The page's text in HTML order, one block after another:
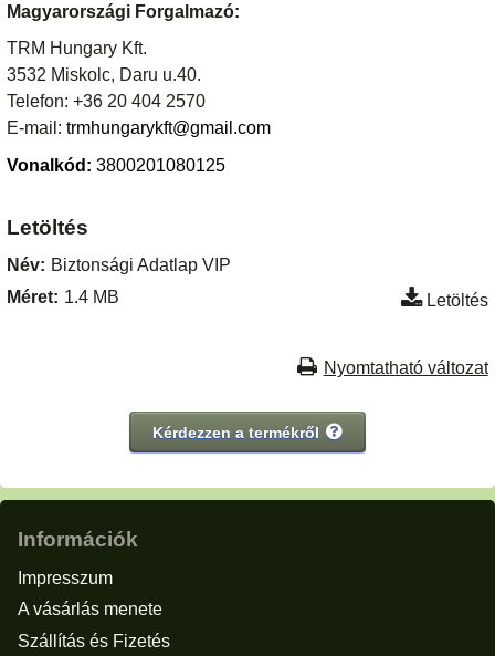
Magyarországi Forgalmazó:
TRM Hungary Kft.
3532 Miskolc, Daru u.40.
Telefon: +36 20 404 2570
E-mail:trmhungarykft@gmail.com
Vonalkód:3800201080125
Letöltés
Név: Biztonsági Adatlap VIP
Méret: 1.4 MB Letöltés
Nyomtatható változat
Kérdezzen a termékről
Információk
Impresszum
A vásárlás menete
Szállítás és Fizetés